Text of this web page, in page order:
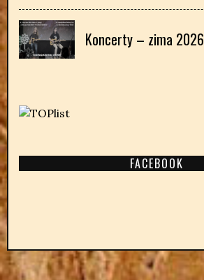
Koncerty – zima 2026
FACEBOOK